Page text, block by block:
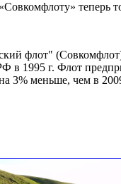
теперь
флот" (Совкомфлот)
в 1995 г. Флот
меньше, чем в